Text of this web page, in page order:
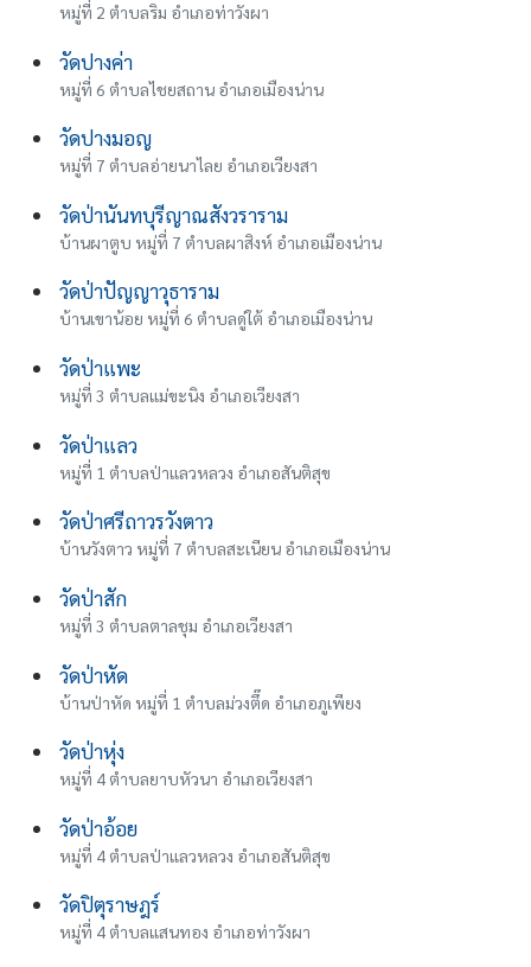
หมู่ที่ 2 ตำบลริม อำเภอท่าวังผา
วัดปางค่า
หมู่ที่ 6 ตำบลไชยสถาน อำเภอเมืองน่าน
วัดปางมอญ
หมู่ที่ 7 ตำบลอ่ายนาไลย อำเภอเวียงสา
วัดป่านันทบุรีญาณสังวราราม
บ้านผาตูบ หมู่ที่ 7 ตำบลผาสิงห์ อำเภอเมืองน่าน
วัดป่าปัญญาวุธาราม
บ้านเขาน้อย หมู่ที่ 6 ตำบลดู่ใต้ อำเภอเมืองน่าน
วัดป่าแพะ
หมู่ที่ 3 ตำบลแม่ขะนิง อำเภอเวียงสา
วัดป่าแลว
หมู่ที่ 1 ตำบลป่าแลวหลวง อำเภอสันติสุข
วัดป่าศรีถาวรวังตาว
บ้านวังตาว หมู่ที่ 7 ตำบลสะเนียน อำเภอเมืองน่าน
วัดป่าสัก
หมู่ที่ 3 ตำบลตาลชุม อำเภอเวียงสา
วัดป่าหัด
บ้านป่าหัด หมู่ที่ 1 ตำบลม่วงตึ๊ด อำเภอภูเพียง
วัดป่าหุ่ง
หมู่ที่ 4 ตำบลยาบหัวนา อำเภอเวียงสา
วัดป่าอ้อย
หมู่ที่ 4 ตำบลป่าแลวหลวง อำเภอสันติสุข
วัดปิตุราษฎร์
หมู่ที่ 4 ตำบลแสนทอง อำเภอท่าวังผา